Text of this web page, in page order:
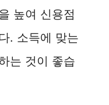
높여 신용점
. 소득에 맞는
는 것이 좋습